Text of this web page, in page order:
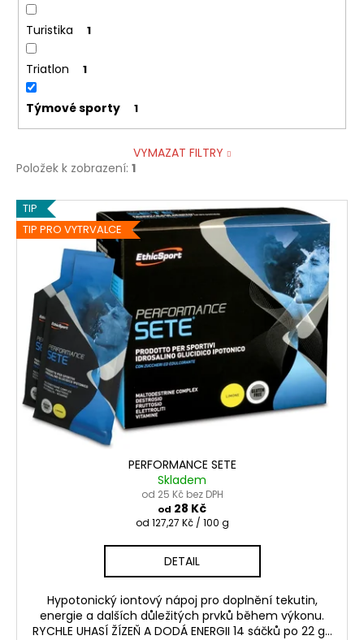
Turistika 1
Triatlon 1
Týmové sporty 1
VYMAZAT FILTRY
Položek k zobrazení: 1
V
ý
o
d
u
TIP
TIP PRO VYTRVALCE
PERFORMANCE SETE
Skladem
od 25 Kč bez DPH
od 28 Kč
Měrná
od 127,27 Kč / 100 g
DETAIL
Hypotonický iontový nápoj pro doplnění tekutin,
energie a dalších důležitých prvků během výkonu.
RYCHLE UHASÍ ŽÍZEŇ A DODÁ ENERGII 14 sáčků po 22 g...